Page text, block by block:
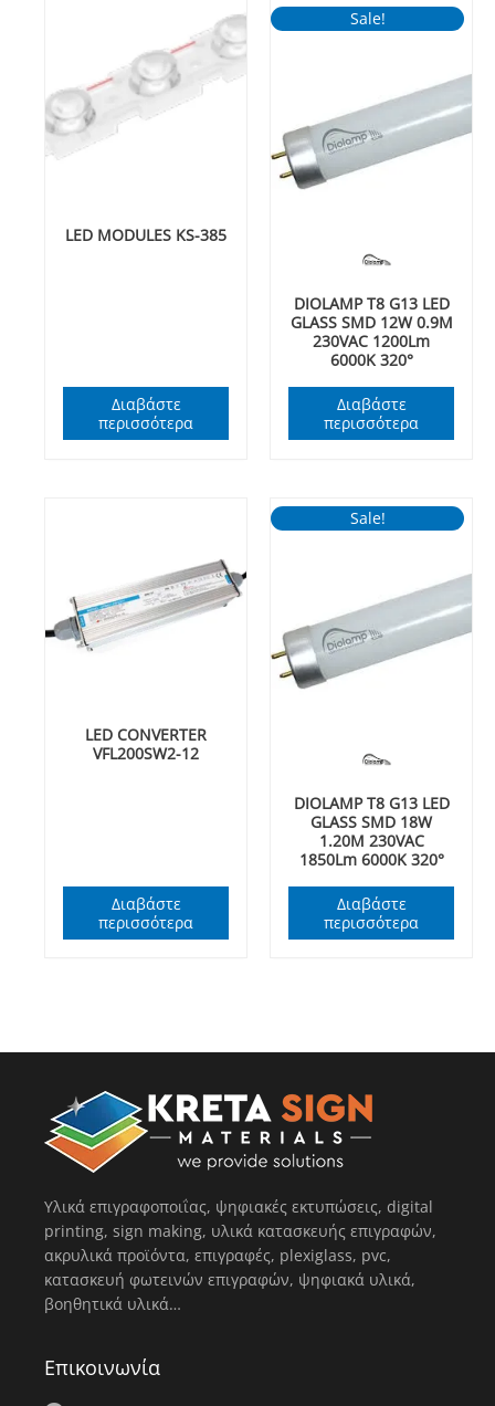
LED MODULES KS-385
Διαβάστε
περισσότερα
Sale!
DIOLAMP T8 G13 LED
GLASS SMD 12W 0.9M
230VAC 1200Lm
6000K 320°
Διαβάστε
περισσότερα
LED CONVERTER
VFL200SW2-12
Διαβάστε
περισσότερα
Sale!
DIOLAMP T8 G13 LED
GLASS SMD 18W
1.20M 230VAC
1850Lm 6000K 320°
Διαβάστε
περισσότερα
Υλικά επιγραφοποιΐας, ψηφιακές εκτυπώσεις, digital
printing, sign making, υλικά κατασκευής επιγραφών,
ακρυλικά προϊόντα, επιγραφές, plexiglass, pvc,
κατασκευή φωτεινών επιγραφών, ψηφιακά υλικά,
βοηθητικά υλικά…
Επικοινωνία